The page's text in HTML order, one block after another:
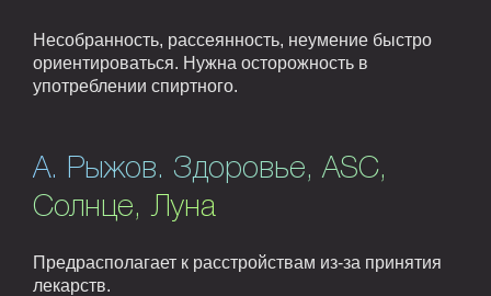
Несобранность, рассеянность, неумение быстро
ориентироваться. Нужна осторожность в
употреблении спиртного.
А. Рыжов. Здоровье, ASC,
Солнце, Луна
Предрасполагает к расстройствам из-за принятия
лекарств.